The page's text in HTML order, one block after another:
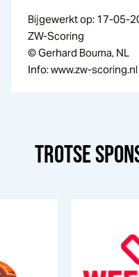
Bijgewerkt op: 17-05-
ZW-Scoring
© Gerhard Bouma, NL
Info: www.zw-scoring.nl
TROTSE